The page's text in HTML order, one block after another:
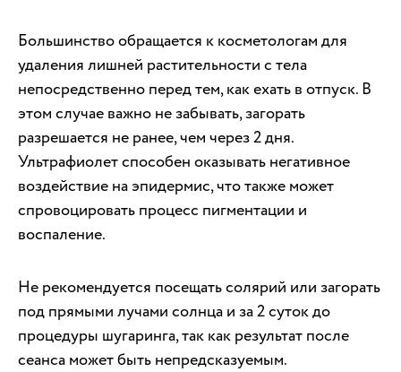
Большинство обращается к косметологам для
удаления лишней растительности с тела
непосредственно перед тем, как ехать в отпуск. В
этом случае важно не забывать, загорать
разрешается не ранее, чем через 2 дня.
Ультрафиолет способен оказывать негативное
воздействие на эпидермис, что также может
спровоцировать процесс пигментации и
воспаление.
Не рекомендуется посещать солярий или загорать
под прямыми лучами солнца и за 2 суток до
процедуры шугаринга, так как результат после
сеанса может быть непредсказуемым.